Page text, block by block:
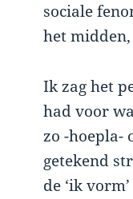
sociale
het
Ik zag het
had voor
zo -hoepla-
getekend
de ‘ik